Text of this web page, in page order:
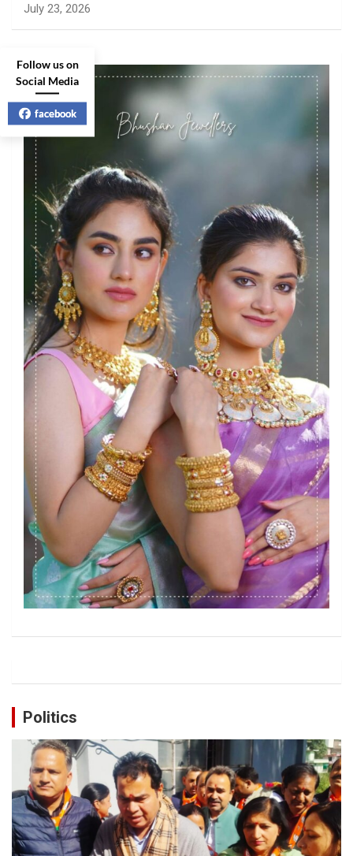
July 23, 2026
Politics
Follow us on
Social Media
facebook